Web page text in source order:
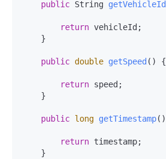
public String getVehicleId
return vehicleId;
public double getSpeed () {
return speed;
public long getTimestamp()
return timestamp;